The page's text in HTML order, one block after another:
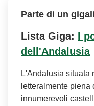
Parte di un
Lista Giga: I
dell'Andalusia
L'Andalusia situata
letteralmente
innumerevoli